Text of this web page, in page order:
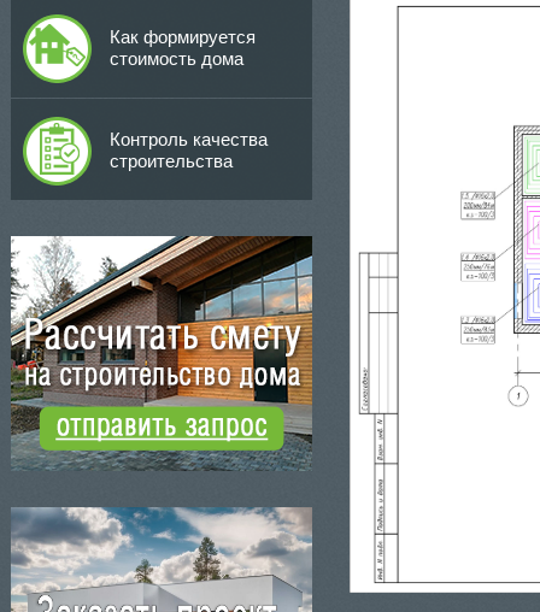
Как формируется
стоимость дома
Контроль качества
строительства